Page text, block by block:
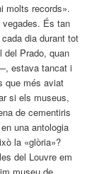
molts records».
És tan
cada dia durant tot
del Prado, quan
estava tancat i
que més aviat
si els museus,
de cementiris
una antologia
la «glòria»?
del Louvre em